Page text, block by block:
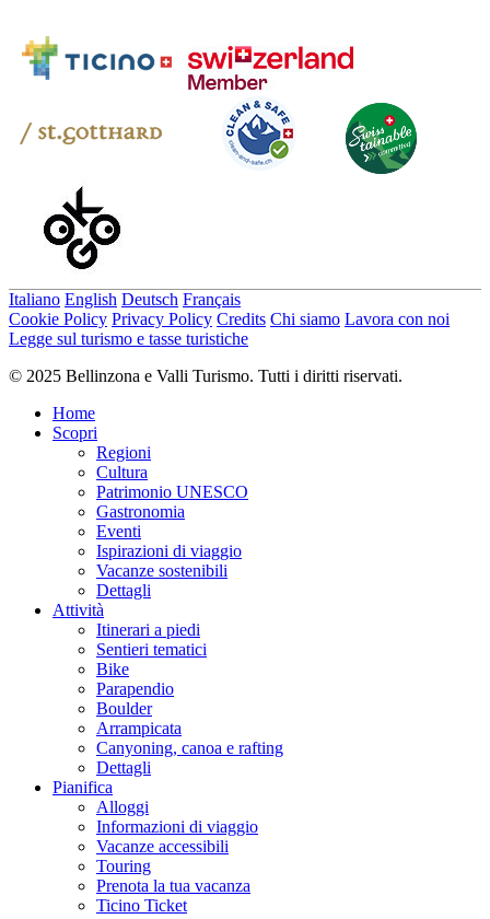
Italiano English Deutsch Français
Cookie Policy Privacy Policy Credits Chi siamo Lavora con noi
Legge sul turismo e tasse turistiche
© 2025 Bellinzona e Valli Turismo. Tutti i diritti riservati.
Home
Scopri
Regioni
Cultura
Patrimonio UNESCO
Gastronomia
Eventi
Ispirazioni di viaggio
Vacanze sostenibili
Dettagli
Attività
Itinerari a piedi
Sentieri tematici
Bike
Parapendio
Boulder
Arrampicata
Canyoning, canoa e rafting
Dettagli
Pianifica
Alloggi
Informazioni di viaggio
Vacanze accessibili
Touring
Prenota la tua vacanza
Ticino Ticket